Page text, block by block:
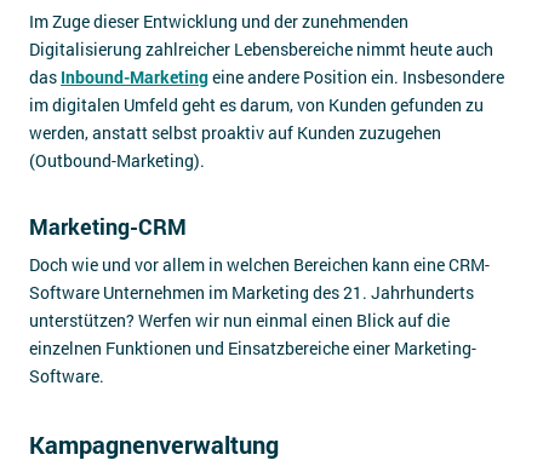
Im Zuge dieser Entwicklung und der zunehmenden
Digitalisierung zahlreicher Lebensbereiche nimmt heute auch
das Inbound-Marketingeine andere Position ein. Insbesondere
im digitalen Umfeld geht es darum, von Kunden gefunden zu
werden, anstatt selbst proaktiv auf Kunden zuzugehen
(Outbound-Marketing).
Marketing-CRM
Doch wie und vor allem in welchen Bereichen kann eine CRM-
Software Unternehmen im Marketing des 21. Jahrhunderts
unterstützen? Werfen wir nun einmal einen Blick auf die
einzelnen Funktionen und Einsatzbereiche einer Marketing-
Software.
Kampagnenverwaltung